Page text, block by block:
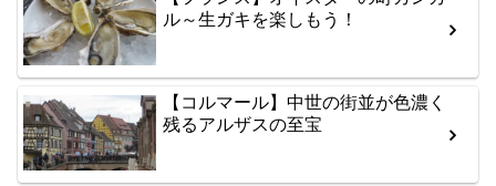
ル～生ガキを楽しもう！
【コルマール】中世の街並が色濃く
残るアルザスの至宝